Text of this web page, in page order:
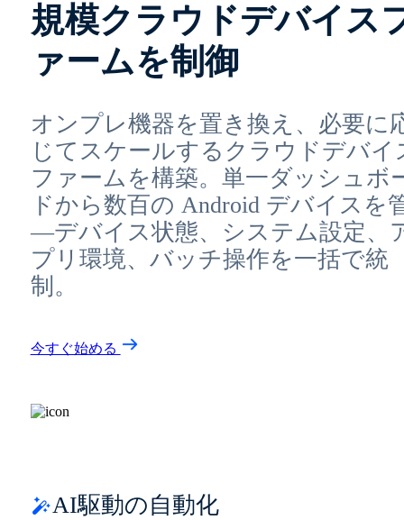
規模クラウドデバイス
ァームを制御
オンプレ機器を置き換え、必要に
じてスケールするクラウドデバイ
ファームを構築。単一ダッシュボ
ドから数百の Android デバイスを
—デバイス状態、システム設定、
プリ環境、バッチ操作を一括で統
制。
今すぐ始める
AI駆動の自動化